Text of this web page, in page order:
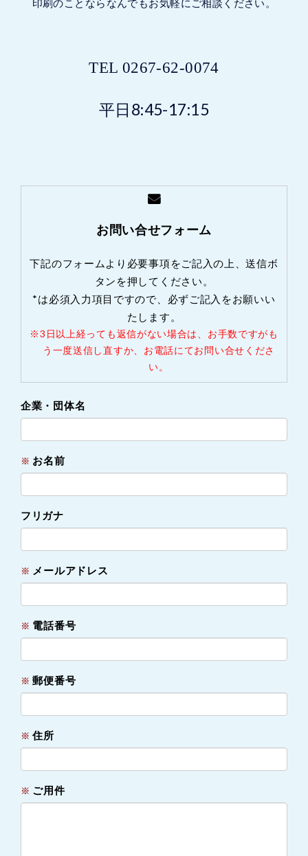
印刷のことならなんでもお気軽にご相談ください。
TEL 0267-62-0074
平日8:45-17:15
お問い合せフォーム
下記のフォームより必要事項をご記入の上、送信ボ
タンを押してください。
*は必須入力項目ですので、必ずご記入をお願いい
たします。
※3日以上経っても返信がない場合は、お手数ですがも
う一度送信し直すか、お電話にてお問い合せくださ
い。
企業・団体名
※ お名前
フリガナ
※ メールアドレス
※ 電話番号
※ 郵便番号
※ 住所
※ ご用件